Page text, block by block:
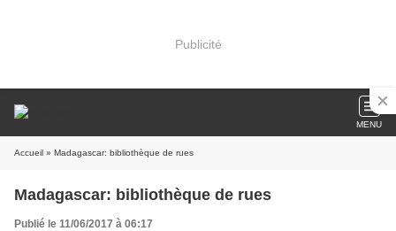
Publicité
MENU
Accueil » Madagascar: bibliothèque de rues
Madagascar: bibliothèque de rues
Publié le 11/06/2017 à 06:17